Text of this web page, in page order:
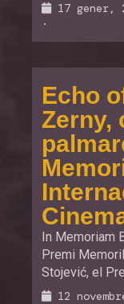
17 gener,
·
Echo
Zerny,
In Memoriam
Premi
Stojević, el
12